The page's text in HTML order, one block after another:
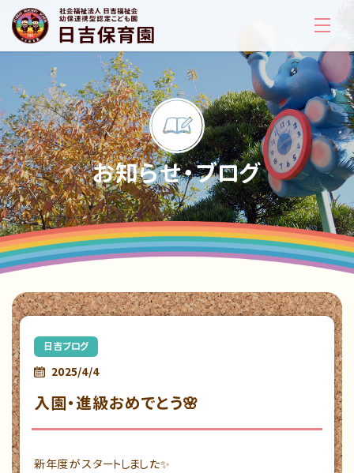
お知らせ・ブログ
日吉ブログ
2025/4/4
入園・進級おめでとう🌸
新年度がスタートしました✨